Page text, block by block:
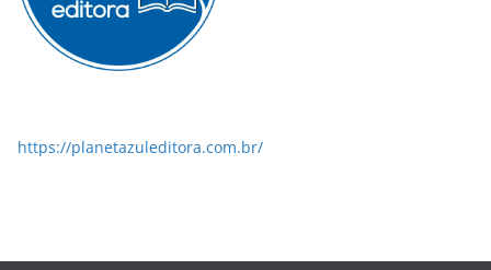
https://planetazuleditora.com.br/